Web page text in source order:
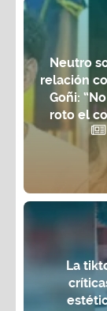
Neutro
relación
Goñi:
roto el
La